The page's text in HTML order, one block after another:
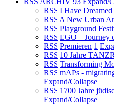
RSS ARCHIV 93 Expand/
RSS I Have
RSS A New Urban
RSS Playground
RSS EGO – Journey
RSS Premieren 1
RSS 10 Jahre
RSS Transforming
RSS mAPs -
Expand/Collapse
RSS 1700 Jahre
Expand/Collapse